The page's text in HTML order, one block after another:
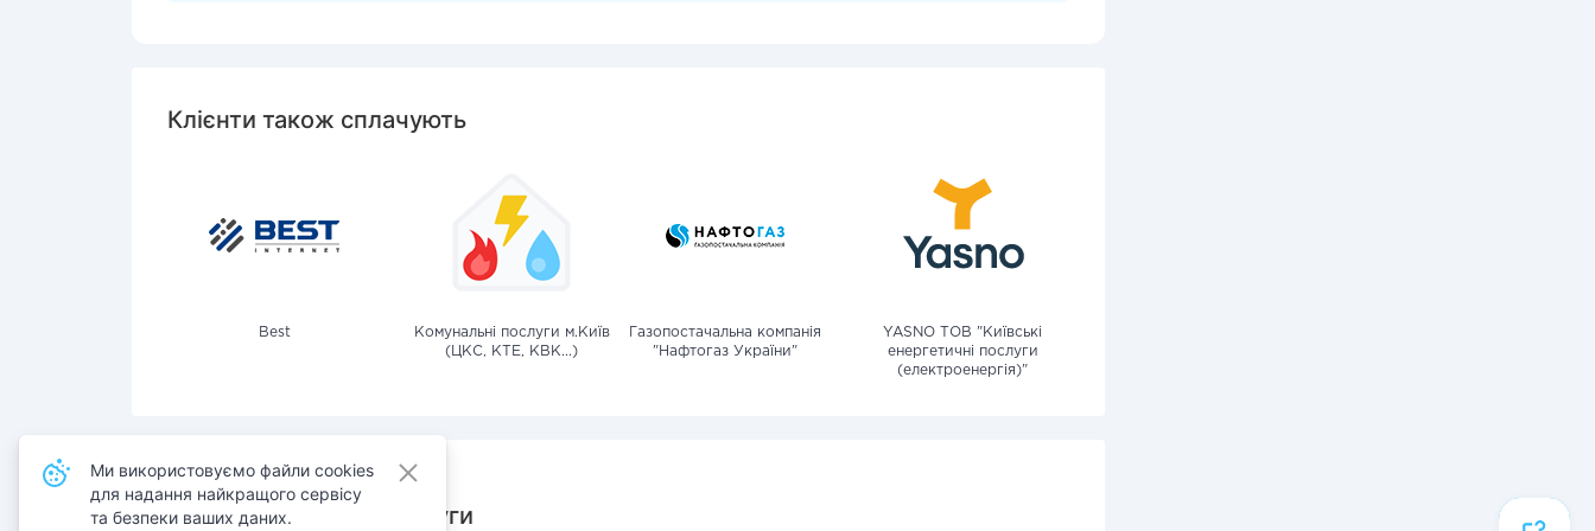
Клієнти також сплачують
Best
Комунальні послуги м.Київ
(ЦКС, КТЕ, КВК...)
Газопостачальна компанія
"Нафтогаз України"
YASNO ТОВ "Київські
енергетичні послуги
(електроенергія)"
Також сплачують послуги
Ми використовуємо файли cookies
для надання найкращого сервісу
та безпеки ваших даних.